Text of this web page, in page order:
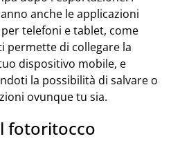
anche le applicazioni
telefoni e tablet, come
permette di collegare la
dispositivo mobile, e
la possibilità di salvare o
ovunque tu sia.
fotoritocco